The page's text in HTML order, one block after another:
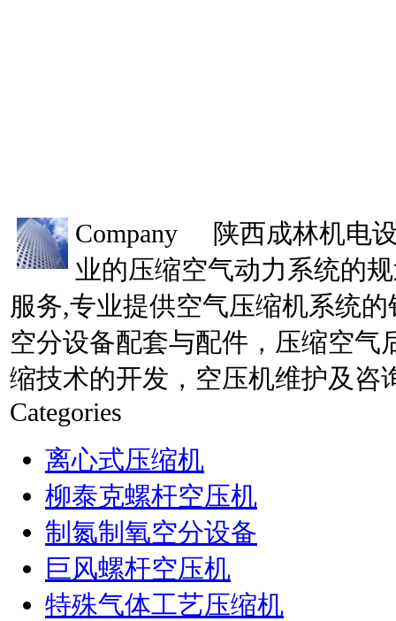
Company 陕西成林机电
业的压缩空气动力系统的
服务,专业提供空气压缩机系统
空分设备配套与配件，压缩空气
缩技术的开发，空压机维护及咨
Categories
离心式压缩机
柳泰克螺杆空压机
制氮制氧空分设备
巨风螺杆空压机
特殊气体工艺压缩机